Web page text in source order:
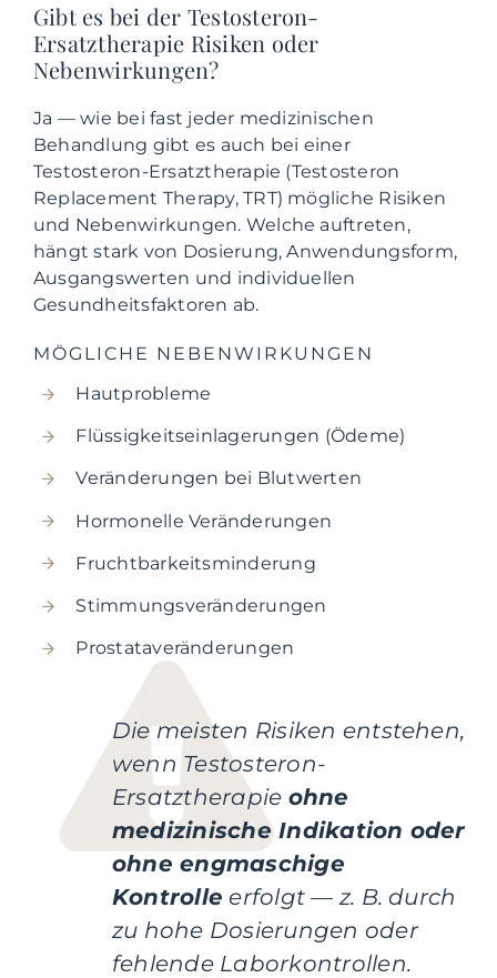
Gibt es bei der Testosteron-
Ersatztherapie Risiken oder
Nebenwirkungen?
Ja — wie bei fast jeder medizinischen
Behandlung gibt es auch bei einer
Testosteron-Ersatztherapie (Testosteron
Replacement Therapy, TRT) mögliche Risiken
und Nebenwirkungen. Welche auftreten,
hängt stark von Dosierung, Anwendungsform,
Ausgangswerten und individuellen
Gesundheitsfaktoren ab.
MÖGLICHE NEBENWIRKUNGEN
Hautprobleme
Flüssigkeitseinlagerungen (Ödeme)
Veränderungen bei Blutwerten
Hormonelle Veränderungen
Fruchtbarkeitsminderung
Stimmungsveränderungen
Prostataveränderungen
Die meisten Risiken entstehen,
wenn Testosteron-
Ersatztherapie ohne
medizinische Indikation oder
ohne engmaschige
Kontrolle erfolgt — z. B. durch
zu hohe Dosierungen oder
fehlende Laborkontrollen.